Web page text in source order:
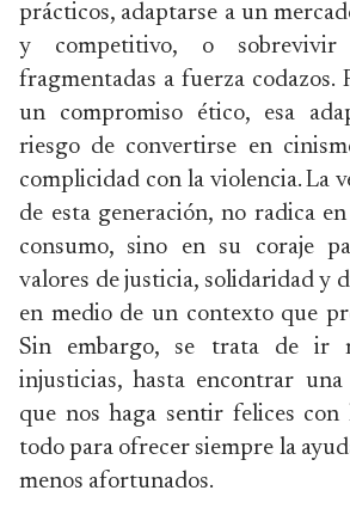
prácticos, adaptarse a un
y competitivo, o sobrevivir
fragmentadas a fuerza codazos.
un compromiso ético, esa
riesgo de convertirse en
complicidad con la violencia. La
de esta generación, no radica
consumo, sino en su coraje
valores de justicia, solidaridad y
en medio de un contexto que
Sin embargo, se trata de ir
injusticias, hasta encontrar una
que nos haga sentir felices con
todo para ofrecer siempre la
menos afortunados.